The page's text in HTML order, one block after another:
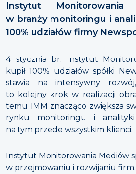
Instytut
w branży monitoringu i
100% udziałów firmy
4 stycznia br. Instytut
kupił 100% udziałów spółki
stawia na intensywny
to kolejny krok w realizacji
temu IMM znacząco zwiększa
rynku monitoringu i analityki
na tym przede wszystkim klienci.
Instytut Monitorowania Mediów
w przejmowaniu i rozwijaniu